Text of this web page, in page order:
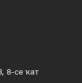
8-се ҡат